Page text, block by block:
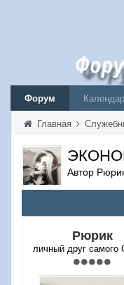
Форум
Главная
Автор
Рюрик
личный друг самого